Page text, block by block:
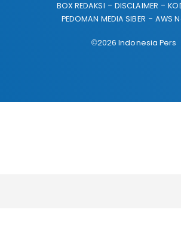
BOX REDAKSI DISCLAIMER
PEDOMAN MEDIA SIBER
AWS
©2026 Indonesia Pers